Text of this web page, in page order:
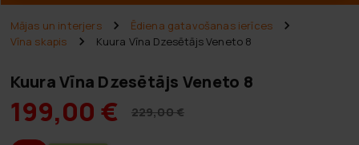
Mājas un interjers
Ēdiena gatavošanas ierīces
Vīna skapis
Kuura Vīna Dzesētājs Veneto 8
Kuura Vīna Dzesētājs Veneto 8
199,00 € 229,00 €